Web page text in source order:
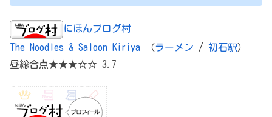
にほんブログ村
The Noodles & Saloon Kiriya （ラーメン / 初石駅）
昼総合点★★★☆☆ 3.7